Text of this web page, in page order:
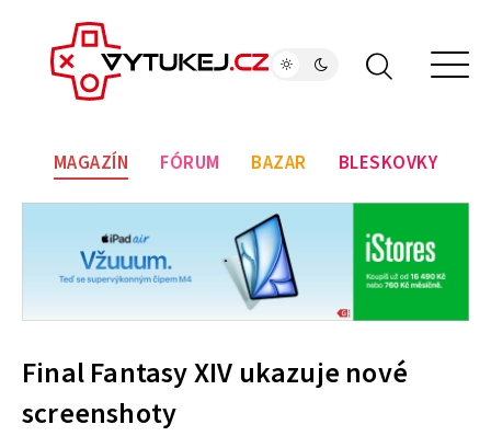
MAGAZÍN FÓRUM BAZAR BLESKOVKY
Final Fantasy XIV ukazuje nové
screenshoty